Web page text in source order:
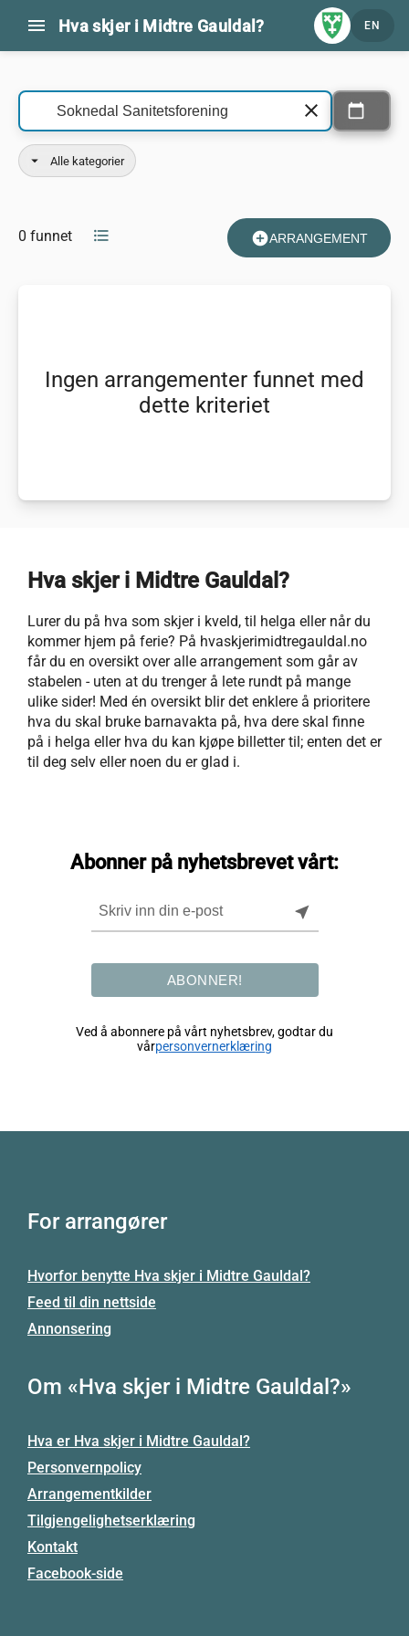
menu Hva skjer i Midtre Gauldal? EN
clear calendar_today
Velg datoer
arrow_drop_down Alle kategorier
0 funnet format_list_bulleted add_circleARRANGEMENT
Ingen arrangementer funnet med
dette kriteriet
Hva skjer i Midtre Gauldal?
Lurer du på hva som skjer i kveld, til helga eller når du
kommer hjem på ferie? På hvaskjerimidtregauldal.no
får du en oversikt over alle arrangement som går av
stabelen - uten at du trenger å lete rundt på mange
ulike sider! Med én oversikt blir det enklere å prioritere
hva du skal bruke barnavakta på, hva dere skal finne
på i helga eller hva du kan kjøpe billetter til; enten det er
til deg selv eller noen du er glad i.
Abonner på nyhetsbrevet vårt:
near_me
ABONNER!
Ved å abonnere på vårt nyhetsbrev, godtar du
vårpersonvernerklæring
For arrangører
Hvorfor benytte Hva skjer i Midtre Gauldal?
Feed til din nettside
Annonsering
Om «Hva skjer i Midtre Gauldal?»
Hva er Hva skjer i Midtre Gauldal?
Personvernpolicy
Arrangementkilder
Tilgjengelighetserklæring
Kontakt
Facebook-side